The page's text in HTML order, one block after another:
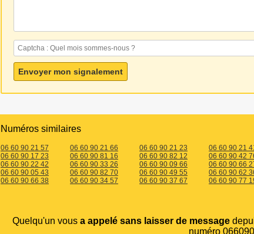
Numéros similaires
06 60 90 21 57 06 60 90 21 66 06 60 90 21 23 06 60 90 21
06 60 90 17 23
06 60 90 81 16 06 60 90 82 12 06 60 90 42
06 60 90 22 42
06 60 90 33 26 06 60 90 09 66 06 60 90 66
06 60 90 05 43
06 60 90 82 70 06 60 90 49 55 06 60 90 62
06 60 90 66 38
06 60 90 34 57 06 60 90 37 67 06 60 90 77
Quelqu'un vous a appelé sans laisser de message
numéro